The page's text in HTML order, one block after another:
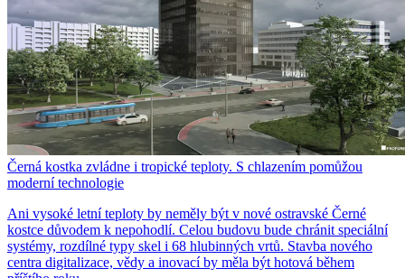
Černá kostka zvládne i tropické teploty. S chlazením pomůžou
moderní technologie
Ani vysoké letní teploty by neměly být v nové ostravské Černé
kostce důvodem k nepohodlí. Celou budovu bude chránit speciální
systémy, rozdílné typy skel i 68 hlubinných vrtů. Stavba nového
centra digitalizace, vědy a inovací by měla být hotová během